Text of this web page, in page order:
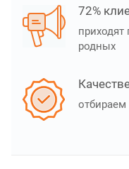
72%
родных